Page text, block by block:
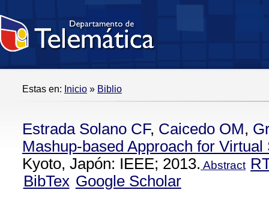
Estas en: Inicio » Biblio
Estrada Solano CF, Caicedo OM,
Mashup-based Approach for
Kyoto, Japón: IEEE; 2013. Abstract
BibTex Google Scholar